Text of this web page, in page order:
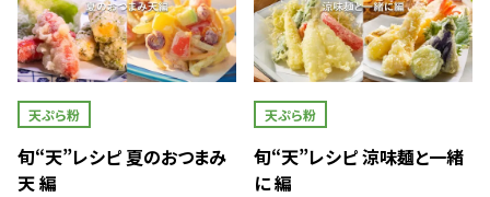
天ぷら粉
旬“天”レシピ 夏のおつまみ
天 編
天ぷら粉
旬“天”レシピ 涼味麺と一緒
に 編